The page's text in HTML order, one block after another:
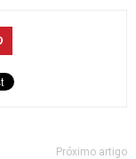
Próximo artigo